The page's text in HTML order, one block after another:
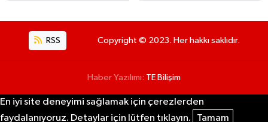
RSS Copyright © 2023. Her hakkı saklıdır.
Haber Yazılımı: TE Bilişim
En iyi site deneyimi sağlamak için çerezlerden
faydalanıyoruz. Detaylar için lütfen tıklayın.
Tamam